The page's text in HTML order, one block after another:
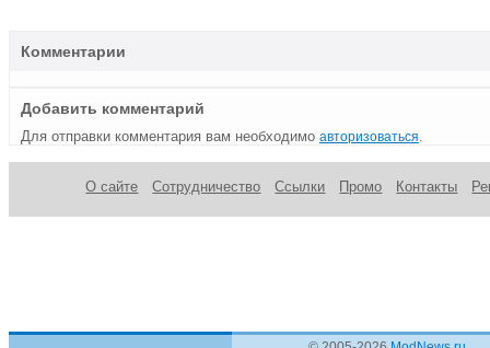
Комментарии
Добавить комментарий
Для отправки комментария вам необходимо авторизоваться
О сайте Сотрудничество Ссылки Промо Контакты